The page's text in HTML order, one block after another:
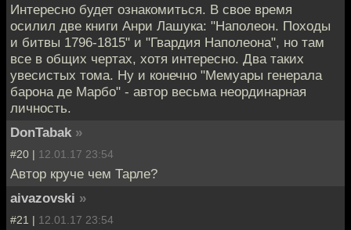
Интересно будет ознакомиться. В свое время
осилил две книги Анри Лашука: "Наполеон. Походы
и битвы 1796-1815" и "Гвардия Наполеона", но там
все в общих чертах, хотя интересно. Два таких
увесистых тома. Ну и конечно "Мемуары генерала
барона де Марбо" - автор весьма неординарная
личность.
DonTabak »
#20 | 12.01.17 23:54
Автор круче чем Тарле?
aivazovski »
#21 | 12.01.17 23:54